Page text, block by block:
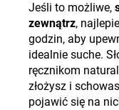
Jeśli to możliwe,
zewnątrz,
godzin, aby
idealnie suche.
ręcznikom
złożysz i
pojawić się na